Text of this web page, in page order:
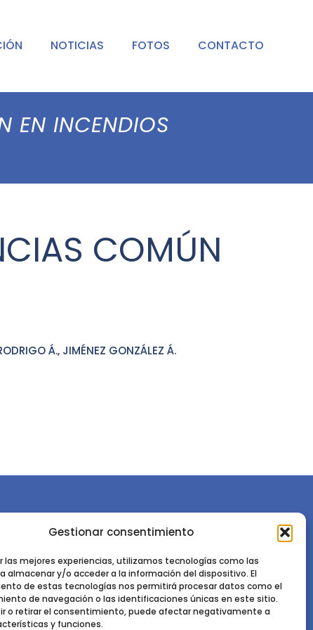
Gestionar consentimiento
las mejores experiencias, utilizamos tecnologías como las
almacenar y/o acceder a la información del dispositivo. El
de estas tecnologías nos permitirá procesar datos como el
de navegación o las identificaciones únicas en este sitio.
o retirar el consentimiento, puede afectar negativamente a
y funciones.
NOTICIAS FOTOS CONTACTO
EN INCENDIOS
COMÚN
Á., JIMÉNEZ GONZÁLEZ Á.
la Sociedad Española de Ciencias Forestales
Instituto de Ciencias Forestales, INIA-CSIC
Ctra. de la Coruña km 7,5 - 28040 Madrid